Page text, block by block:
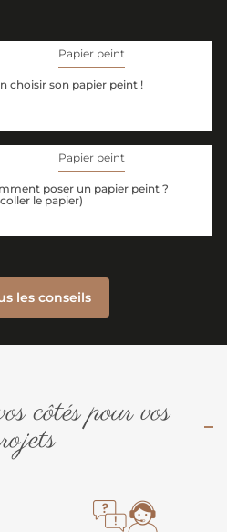
Papier peint
choisir son papier peint !
Papier peint
poser un papier peint ?
le papier)
les conseils
côtés pour vos